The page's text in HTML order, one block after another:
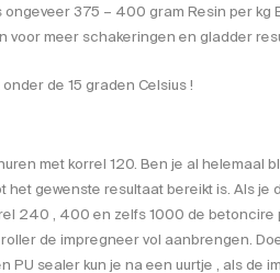
375 – 400 gram Resin per kg
voor meer schakeringen en gladder
de 15 graden Celsius !
met korrel 120. Ben je al helemaal
gewenste resultaat bereikt is. Als je
240 , 400 en zelfs 1000 de betoncire
de impregneer vol aanbrengen.
PU sealer kun je na een uurtje , als de